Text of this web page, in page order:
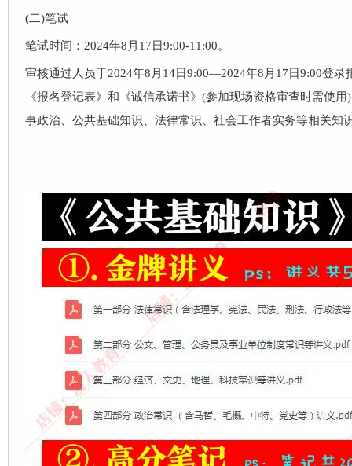
(二)笔试
笔试时间：2024年8月17日9:00-11:00。
审核通过人员于2024年8月14日9:00—2024年8月17日9:00登录
《报名登记表》和《诚信承诺书》(参加现场资格审查时需使
事政治、公共基础知识、法律常识、社会工作者实务等相关知